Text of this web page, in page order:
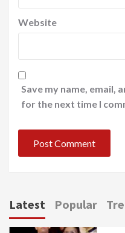
Website
Save my name, email,
for the next time I
Latest Popular